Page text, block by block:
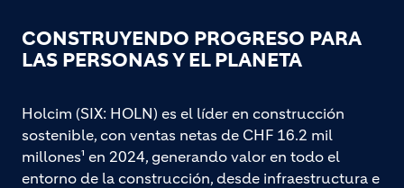
CONSTRUYENDO PROGRESO PARA
LAS PERSONAS Y EL PLANETA
Holcim (SIX: HOLN) es el líder en construcción
sostenible, con ventas netas de CHF 16.2 mil
millones¹ en 2024, generando valor en todo el
entorno de la construcción, desde infraestructura e